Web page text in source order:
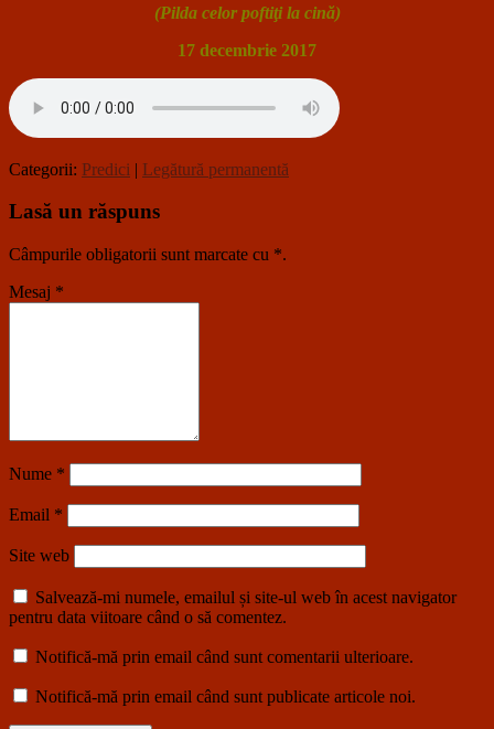
(Pilda celor poftiţi la cină)
17 decembrie 2017
Categorii: Predici | Legătură permanentă
Lasă un răspuns
Câmpurile obligatorii sunt marcate cu *.
Mesaj *
Nume *
Email *
Site web
Salvează-mi numele, emailul și site-ul web în acest navigator
pentru data viitoare când o să comentez.
Notifică-mă prin email când sunt comentarii ulterioare.
Notifică-mă prin email când sunt publicate articole noi.